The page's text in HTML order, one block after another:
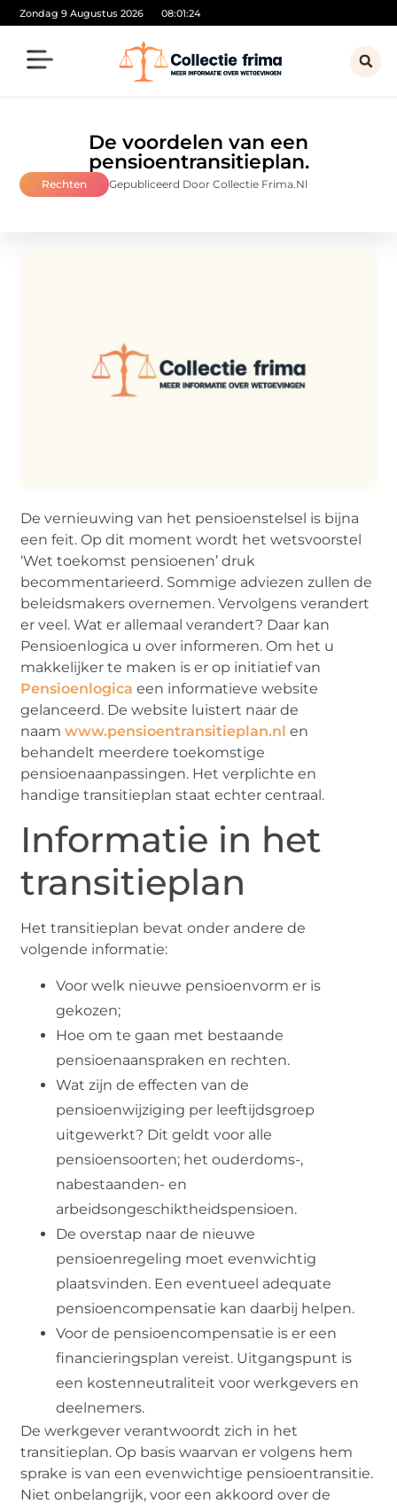
Zondag 9 Augustus 2026 08:01:25
De voordelen van een
pensioentransitieplan.
Rechten Gepubliceerd Door Collectie Frima.nl
De vernieuwing van het pensioenstelsel is bijna
een feit. Op dit moment wordt het wetsvoorstel
‘Wet toekomst pensioenen’ druk
becommentarieerd. Sommige adviezen zullen de
beleidsmakers overnemen. Vervolgens verandert
er veel. Wat er allemaal verandert? Daar kan
Pensioenlogica u over informeren. Om het u
makkelijker te maken is er op initiatief van
Pensioenlogica een informatieve website
gelanceerd. De website luistert naar de
naamwww.pensioentransitieplan.nl en
behandelt meerdere toekomstige
pensioenaanpassingen. Het verplichte en
handige transitieplan staat echter centraal.
Informatie in het
transitieplan
Het transitieplan bevat onder andere de
volgende informatie:
Voor welk nieuwe pensioenvorm er is
gekozen;
Hoe om te gaan met bestaande
pensioenaanspraken en rechten.
Wat zijn de effecten van de
pensioenwijziging per leeftijdsgroep
uitgewerkt? Dit geldt voor alle
pensioensoorten; het ouderdoms-,
nabestaanden- en
arbeidsongeschiktheidspensioen.
De overstap naar de nieuwe
pensioenregeling moet evenwichtig
plaatsvinden. Een eventueel adequate
pensioencompensatie kan daarbij helpen.
Voor de pensioencompensatie is er een
financieringsplan vereist. Uitgangspunt is
een kostenneutraliteit voor werkgevers en
deelnemers.
De werkgever verantwoordt zich in het
transitieplan. Op basis waarvan er volgens hem
sprake is van een evenwichtige pensioentransitie.
Niet onbelangrijk, voor een akkoord over de